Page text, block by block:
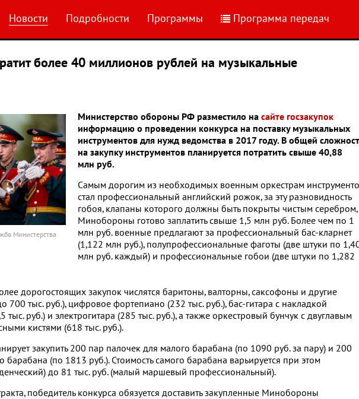
Новости Подробности Программы Программа передач
более 40 миллионов рублей на музыкальные
Министерства
Министерство обороны РФ разместило на сайте госзакупок
информацию о проведении конкурса на поставку музыкальных
инструментов для нужд ведомства в 2017 году. В общей
на закупку инструментов планируется потратить свыше 40,88
млн руб.
Самым дорогим из необходимых военным оркестрам
стал профессиональный английский рожок, за эту разновидность
гобоя, клапаны которого должны быть покрыты чистым серебром,
Минобороны готово заплатить свыше 1,5 млн руб. Более чем по 1
млн руб. военные предлагают за профессиональный бас-кларнет
(1,122 млн руб.), полупрофессиональные фаготы (две штуки по
млн руб. каждый) и профессиональные гобои (две штуки по 1,282
дорогостоящих закупок числятся баритоны, валторны, саксофоны и другие
700 тыс. руб.), цифровое фортепиано (232 тыс. руб.), бас-гитара с накладкой
тыс. руб.) и электрогитара (285 тыс. руб.), а также оркестровый бунчук с двуглавым
кистями (618 тыс. руб.).
закупить 200 пар палочек для малого барабана (по 1090 руб. за пару) и 200
барабана (по 1813 руб.). Стоимость самого барабана варьируется при этом
до 81 тыс. руб. (малый маршевый профессиональный).
победитель конкурса обязуется доставить закупленные Минобороны